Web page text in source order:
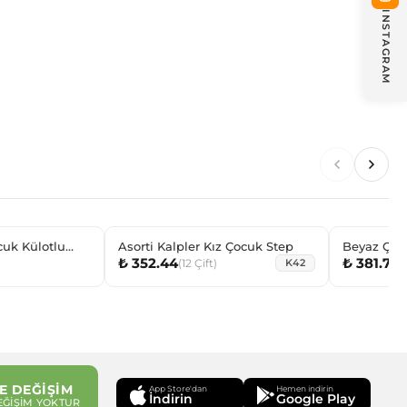
Külotlu
Asorti Kalpler Kız Çocuk Step
₺ 352.44(12 Çift) K42
Beyaz
₺ 381.72
DEĞİŞİM
YOKTUR
App Store'dan
İndirin
Hemen indirin
Google Play
INSTAGRAM